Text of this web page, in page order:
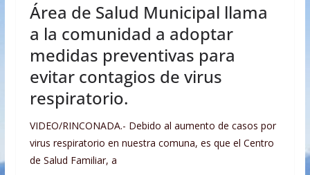
Área de Salud Municipal llama
a la comunidad a adoptar
medidas preventivas para
evitar contagios de virus
respiratorio.
VIDEO/RINCONADA.- Debido al aumento de casos por
virus respiratorio en nuestra comuna, es que el Centro
de Salud Familiar, a